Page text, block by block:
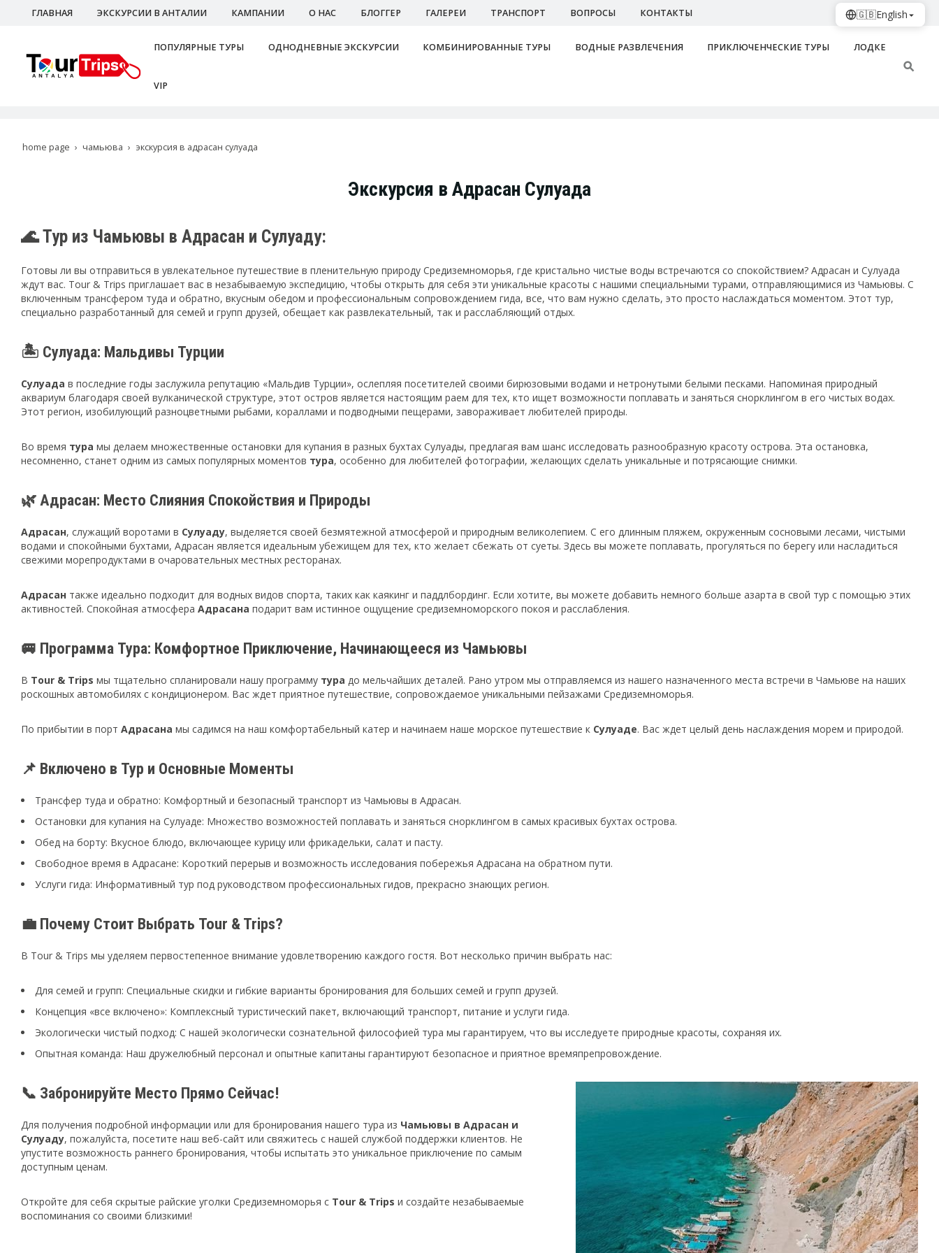
ГЛАВНАЯ ЭКСКУРСИИ В АНТАЛИИ КАМПАНИИ О НАС БЛОГГЕР ГАЛЕРЕИ ТРАНСПОРТ ВОПРОСЫ КОНТАКТЫ
ПОПУЛЯРНЫЕ ТУРЫ ОДНОДНЕВНЫЕ ЭКСКУРСИИ КОМБИНИРОВАННЫЕ ТУРЫ ВОДНЫЕ РАЗВЛЕЧЕНИЯ ПРИКЛЮЧЕНЧЕСКИЕ ТУРЫ ЛОДКЕ
VIP
home page чамьюва экскурсия в адрасан сулуада
Экскурсия в Адрасан Сулуада
🌊 Тур из Чамьювы в Адрасан и Сулуаду:
Готовы ли вы отправиться в увлекательное путешествие в пленительную природу Средиземноморья, где кристально чистые воды встречаются со спокойствием? Адрасан и Сулуада
ждут вас. Tour & Trips приглашает вас в незабываемую экспедицию, чтобы открыть для себя эти уникальные красоты с нашими специальными турами, отправляющимися из Чамьювы. С
включенным трансфером туда и обратно, вкусным обедом и профессиональным сопровождением гида, все, что вам нужно сделать, это просто наслаждаться моментом. Этот тур,
специально разработанный для семей и групп друзей, обещает как развлекательный, так и расслабляющий отдых.
🏝️ Сулуада: Мальдивы Турции
Сулуада в последние годы заслужила репутацию «Мальдив Турции», ослепляя посетителей своими бирюзовыми водами и нетронутыми белыми песками. Напоминая природный
аквариум благодаря своей вулканической структуре, этот остров является настоящим раем для тех, кто ищет возможности поплавать и заняться снорклингом в его чистых водах.
Этот регион, изобилующий разноцветными рыбами, кораллами и подводными пещерами, завораживает любителей природы.
Во время тура мы делаем множественные остановки для купания в разных бухтах Сулуады, предлагая вам шанс исследовать разнообразную красоту острова. Эта остановка,
несомненно, станет одним из самых популярных моментов тура, особенно для любителей фотографии, желающих сделать уникальные и потрясающие снимки.
🌿 Адрасан: Место Слияния Спокойствия и Природы
Адрасан, служащий воротами в Сулуаду, выделяется своей безмятежной атмосферой и природным великолепием. С его длинным пляжем, окруженным сосновыми лесами, чистыми
водами и спокойными бухтами, Адрасан является идеальным убежищем для тех, кто желает сбежать от суеты. Здесь вы можете поплавать, прогуляться по берегу или насладиться
свежими морепродуктами в очаровательных местных ресторанах.
Адрасан также идеально подходит для водных видов спорта, таких как каякинг и паддлбординг. Если хотите, вы можете добавить немного больше азарта в свой тур с помощью этих
активностей. Спокойная атмосфера Адрасана подарит вам истинное ощущение средиземноморского покоя и расслабления.
🚐 Программа Тура: Комфортное Приключение, Начинающееся из Чамьювы
В Tour & Trips мы тщательно спланировали нашу программу тура до мельчайших деталей. Рано утром мы отправляемся из нашего назначенного места встречи в Чамьюве на наших
роскошных автомобилях с кондиционером. Вас ждет приятное путешествие, сопровождаемое уникальными пейзажами Средиземноморья.
По прибытии в порт Адрасана мы садимся на наш комфортабельный катер и начинаем наше морское путешествие к Сулуаде. Вас ждет целый день наслаждения морем и природой.
📌 Включено в Тур и Основные Моменты
Трансфер туда и обратно: Комфортный и безопасный транспорт из Чамьювы в Адрасан.
Остановки для купания на Сулуаде: Множество возможностей поплавать и заняться снорклингом в самых красивых бухтах острова.
Обед на борту: Вкусное блюдо, включающее курицу или фрикадельки, салат и пасту.
Свободное время в Адрасане: Короткий перерыв и возможность исследования побережья Адрасана на обратном пути.
Услуги гида: Информативный тур под руководством профессиональных гидов, прекрасно знающих регион.
💼 Почему Стоит Выбрать Tour & Trips?
В Tour & Trips мы уделяем первостепенное внимание удовлетворению каждого гостя. Вот несколько причин выбрать нас:
Для семей и групп: Специальные скидки и гибкие варианты бронирования для больших семей и групп друзей.
Концепция «все включено»: Комплексный туристический пакет, включающий транспорт, питание и услуги гида.
Экологически чистый подход: С нашей экологически сознательной философией тура мы гарантируем, что вы исследуете природные красоты, сохраняя их.
Опытная команда: Наш дружелюбный персонал и опытные капитаны гарантируют безопасное и приятное времяпрепровождение.
📞 Забронируйте Место Прямо Сейчас!
Для получения подробной информации или для бронирования нашего тура из Чамьювы в Адрасан и
Сулуаду, пожалуйста, посетите наш веб-сайт или свяжитесь с нашей службой поддержки клиентов. Не
упустите возможность раннего бронирования, чтобы испытать это уникальное приключение по самым
доступным ценам.
Откройте для себя скрытые райские уголки Средиземноморья с Tour & Trips и создайте незабываемые
воспоминания со своими близкими!
🇬🇧English